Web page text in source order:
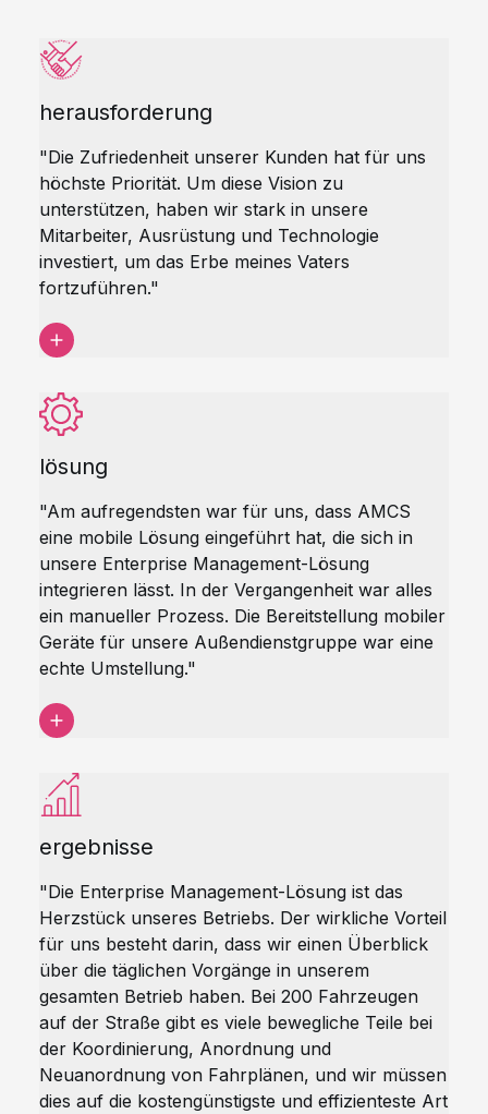
herausforderung
"Die Zufriedenheit unserer Kunden hat für uns
höchste Priorität. Um diese Vision zu
unterstützen, haben wir stark in unsere
Mitarbeiter, Ausrüstung und Technologie
investiert, um das Erbe meines Vaters
fortzuführen."
lösung
"Am aufregendsten war für uns, dass AMCS
eine mobile Lösung eingeführt hat, die sich in
unsere Enterprise Management-Lösung
integrieren lässt. In der Vergangenheit war alles
ein manueller Prozess. Die Bereitstellung mobiler
Geräte für unsere Außendienstgruppe war eine
echte Umstellung."
ergebnisse
"Die Enterprise Management-Lösung ist das
Herzstück unseres Betriebs. Der wirkliche Vorteil
für uns besteht darin, dass wir einen Überblick
über die täglichen Vorgänge in unserem
gesamten Betrieb haben. Bei 200 Fahrzeugen
auf der Straße gibt es viele bewegliche Teile bei
der Koordinierung, Anordnung und
Neuanordnung von Fahrplänen, und wir müssen
dies auf die kostengünstigste und effizienteste Art